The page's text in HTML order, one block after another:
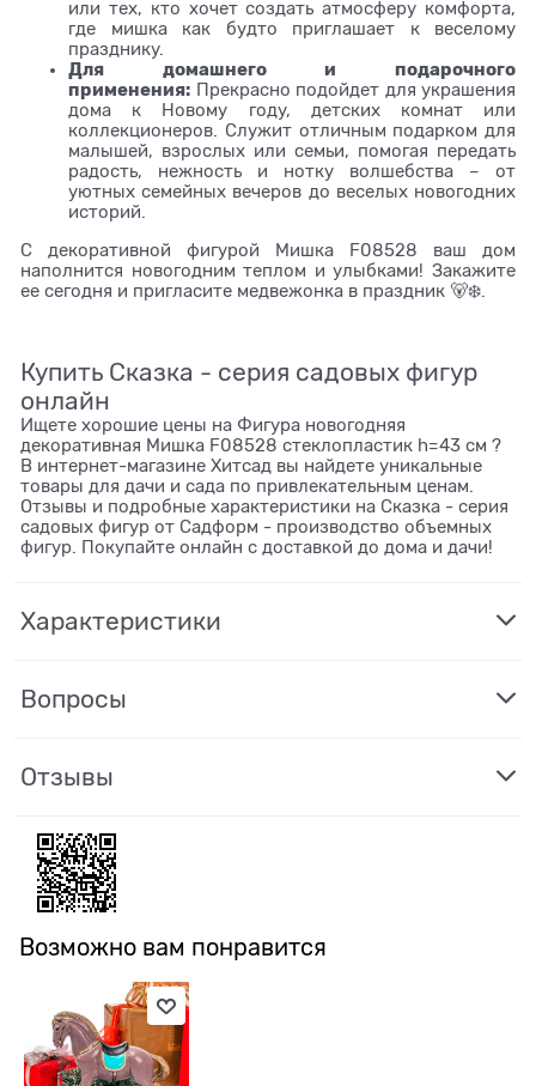
или тех, кто хочет создать атмосферу комфорта,
где мишка как будто приглашает к веселому
празднику.
Для домашнего и подарочного
применения: Прекрасно подойдет для украшения
дома к Новому году, детских комнат или
коллекционеров. Служит отличным подарком для
малышей, взрослых или семьи, помогая передать
радость, нежность и нотку волшебства – от
уютных семейных вечеров до веселых новогодних
историй.
С декоративной фигурой Мишка F08528 ваш дом
наполнится новогодним теплом и улыбками! Закажите
ее сегодня и пригласите медвежонка в праздник 🐻❄️.
Купить Сказка - серия садовых фигур
онлайн
Ищете хорошие цены на Фигура новогодняя
декоративная Мишка F08528 стеклопластик h=43 см ?
В интернет-магазине Хитсад вы найдете уникальные
товары для дачи и сада по привлекательным ценам.
Отзывы и подробные характеристики на Сказка - серия
садовых фигур от Садформ - производство объемных
фигур. Покупайте онлайн с доставкой до дома и дачи!
Характеристики
Вопросы
Отзывы
Возможно вам понравится